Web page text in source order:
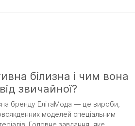
білизна і чим вона
звичайної?
бренду ЕлітаМода — це вироби,
моделей спеціальним
Головне завдання, яке